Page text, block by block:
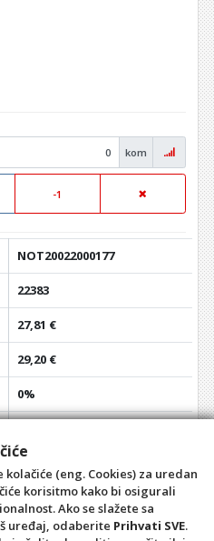
kom
-1
NOT20022000177
22383
27,81 €
29,20 €
0%
-
Pravila privatnosti
(eng. Cookies) za uredan
korisitmo kako bi osigurali
Ako se slažete sa
uređaj, odaberite Prihvati SVE.